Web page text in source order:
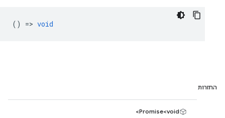
() => void
החזרות
Promise<void>